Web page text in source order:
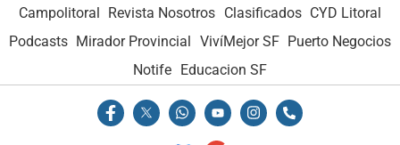
Campolitoral Revista Nosotros Clasificados CYD Litoral
Podcasts Mirador Provincial VivíMejor SF Puerto Negocios
Notife Educacion SF